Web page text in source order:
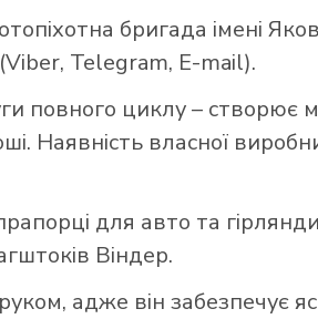
бригада імені
Telegram, E-mail).
повного циклу – створює
Наявність власної
для авто та
Віндер.
адже він забезпечує